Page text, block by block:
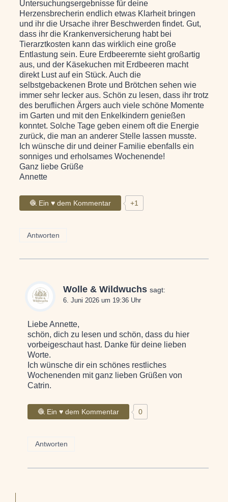
Untersuchungsergebnisse für deine
Herzensbrecherin endlich etwas Klarheit bringen
und ihr die Ursache ihrer Beschwerden findet. Gut,
dass ihr die Krankenversicherung habt bei
Tierarztkosten kann das wirklich eine große
Entlastung sein. Eure Erdbeerernte sieht großartig
aus, und der Käsekuchen mit Erdbeeren macht
direkt Lust auf ein Stück. Auch die
selbstgebackenen Brote und Brötchen sehen wie
immer sehr lecker aus. Schön zu lesen, dass ihr trotz
des beruflichen Ärgers auch viele schöne Momente
im Garten und mit den Enkelkindern genießen
konntet. Solche Tage geben einem oft die Energie
zurück, die man an anderer Stelle lassen musste.
Ich wünsche dir und deiner Familie ebenfalls ein
sonniges und erholsames Wochenende!
Ganz liebe Grüße
Annette
🧶 Ein ♥ dem Kommentar +1
Antworten
Wolle & Wildwuchs sagt:
6. Juni 2026 um 19:36 Uhr
Liebe Annette,
schön, dich zu lesen und schön, dass du hier
vorbeigeschaut hast. Danke für deine lieben
Worte.
Ich wünsche dir ein schönes restliches
Wochenenden mit ganz lieben Grüßen von
Catrin.
🧶 Ein ♥ dem Kommentar 0
Antworten